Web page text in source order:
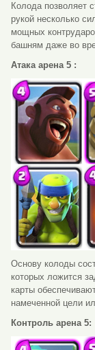
Колода позволяет
рукой несколько
мощных
башням даже во
Атака арена 5 :
Основу колоды
которых ложится
карты
намеченной цели
Контроль арена 5: